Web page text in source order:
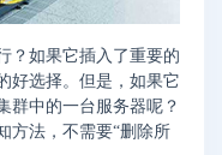
？如果它插入了重要的
好选择。但是，如果它
群中的一台服务器呢？
方法，不需要“删除所